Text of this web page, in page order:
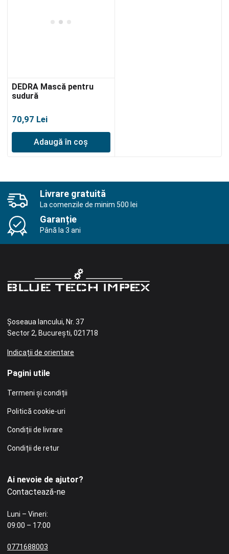
DEDRA Mască pentru
sudură
70,97 Lei
Adaugă în coș
Livrare gratuită
La comenzile de minim 500 lei
Garanție
Până la 3 ani
Șoseaua Iancului, Nr. 37
Sector 2, București, 021718
Indicații de orientare
Pagini utile
Termeni și condiții
Politică cookie-uri
Condiții de livrare
Condiții de retur
Ai nevoie de ajutor?
Contactează-ne
Luni – Vineri:
09:00 – 17:00
0771688003